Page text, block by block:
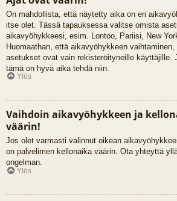
On mahdollista, että näytetty aika on eri
itse olet. Tässä tapauksessa valitse omista
aikavyöhykkeesi, esim. Lontoo, Pariisi, New
Huomaathan, että aikavyöhykkeen
asetukset ovat vain rekisteröityneille käyttäjille.
tämä on hyvä aika tehdä niin.
Ylös
Vaihdoin aikavyöhykkeen ja
väärin!
Jos olet varmasti valinnut oikean
on palvelimen kellonaika väärin. Ota yhteyttä
ongelman.
Ylös